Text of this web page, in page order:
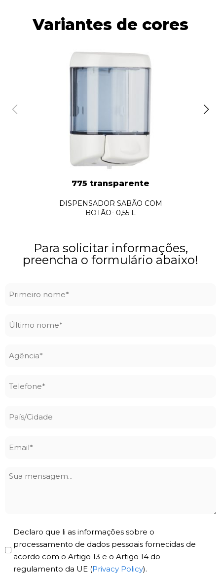
Variantes de cores
775 transparente
DISPENSADOR SABÃO COM
BOTÃO- 0,55 L
Para solicitar informações,
preencha o formulário abaixo!
Último
Sua
Privacy
Policy
Declaro que li as informações sobre o
processamento de dados pessoais fornecidas de
acordo com o Artigo 13 e o Artigo 14 do
regulamento da UE (Privacy Policy).